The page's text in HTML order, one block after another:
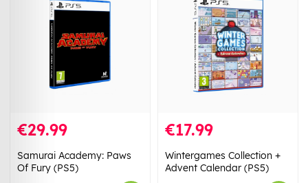
€29.99
Samurai Academy: Paws
Of Fury (PS5)
€17.99
Wintergames Collection +
Advent Calendar (PS5)